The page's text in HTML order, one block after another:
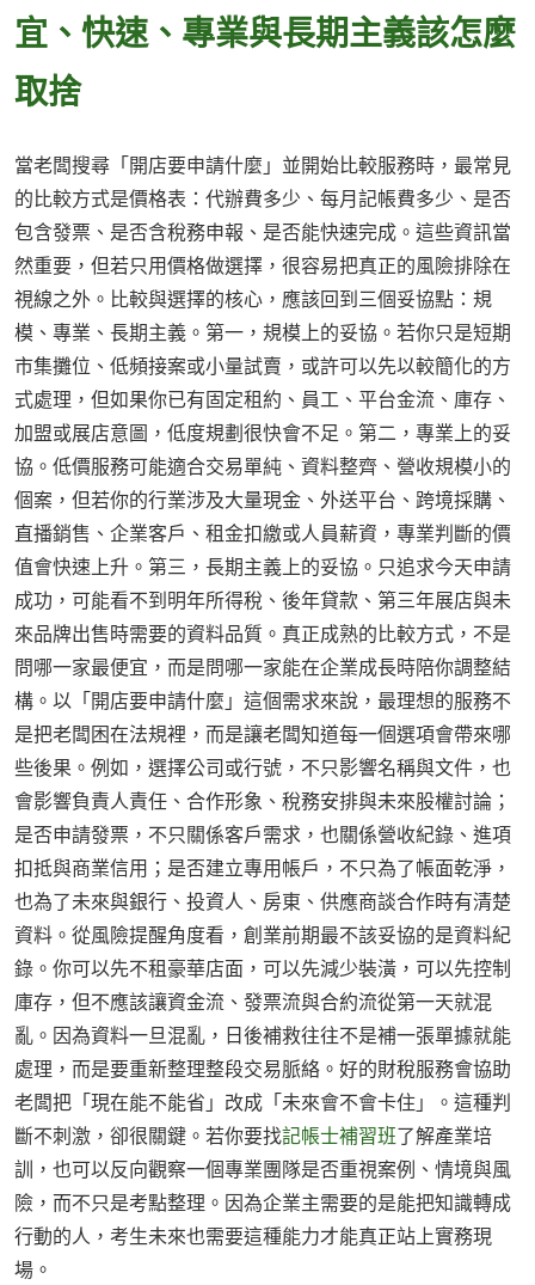
宜、快速、專業與長期主義該怎麼
取捨
當老闆搜尋「開店要申請什麼」並開始比較服務時，最常見
的比較方式是價格表：代辦費多少、每月記帳費多少、是否
包含發票、是否含稅務申報、是否能快速完成。這些資訊當
然重要，但若只用價格做選擇，很容易把真正的風險排除在
視線之外。比較與選擇的核心，應該回到三個妥協點：規
模、專業、長期主義。第一，規模上的妥協。若你只是短期
市集攤位、低頻接案或小量試賣，或許可以先以較簡化的方
式處理，但如果你已有固定租約、員工、平台金流、庫存、
加盟或展店意圖，低度規劃很快會不足。第二，專業上的妥
協。低價服務可能適合交易單純、資料整齊、營收規模小的
個案，但若你的行業涉及大量現金、外送平台、跨境採購、
直播銷售、企業客戶、租金扣繳或人員薪資，專業判斷的價
值會快速上升。第三，長期主義上的妥協。只追求今天申請
成功，可能看不到明年所得稅、後年貸款、第三年展店與未
來品牌出售時需要的資料品質。真正成熟的比較方式，不是
問哪一家最便宜，而是問哪一家能在企業成長時陪你調整結
構。以「開店要申請什麼」這個需求來說，最理想的服務不
是把老闆困在法規裡，而是讓老闆知道每一個選項會帶來哪
些後果。例如，選擇公司或行號，不只影響名稱與文件，也
會影響負責人責任、合作形象、稅務安排與未來股權討論；
是否申請發票，不只關係客戶需求，也關係營收紀錄、進項
扣抵與商業信用；是否建立專用帳戶，不只為了帳面乾淨，
也為了未來與銀行、投資人、房東、供應商談合作時有清楚
資料。從風險提醒角度看，創業前期最不該妥協的是資料紀
錄。你可以先不租豪華店面，可以先減少裝潢，可以先控制
庫存，但不應該讓資金流、發票流與合約流從第一天就混
亂。因為資料一旦混亂，日後補救往往不是補一張單據就能
處理，而是要重新整理整段交易脈絡。好的財稅服務會協助
老闆把「現在能不能省」改成「未來會不會卡住」。這種判
斷不刺激，卻很關鍵。若你要找記帳士補習班了解產業培
訓，也可以反向觀察一個專業團隊是否重視案例、情境與風
險，而不只是考點整理。因為企業主需要的是能把知識轉成
行動的人，考生未來也需要這種能力才能真正站上實務現
場。